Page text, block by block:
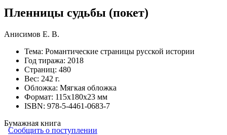
Пленницы судьбы (покет)
Анисимов Е. В.
Тема: Романтические страницы русской истории
Год тиража: 2018
Страниц: 480
Вес: 242 г.
Обложка: Мягкая обложка
Формат: 115х180х23 мм
ISBN: 978-5-4461-0683-7
Бумажная книга
Сообщить о поступлении